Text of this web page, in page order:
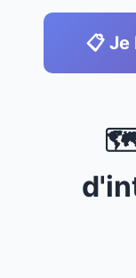
📋 Je
🗺️